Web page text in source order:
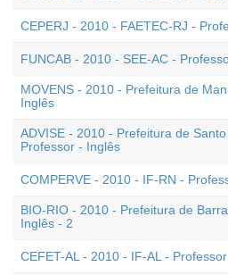
CEPERJ - 2010 - FAETEC-RJ -
FUNCAB - 2010 - SEE-AC -
MOVENS - 2010 - Prefeitura de
Inglês
ADVISE - 2010 - Prefeitura de
Professor - Inglês
COMPERVE - 2010 - IF-RN -
BIO-RIO - 2010 - Prefeitura de
Inglês - 2
CEFET-AL - 2010 - IF-AL -